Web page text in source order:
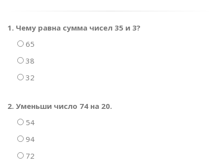
1. Чему равна сумма чисел 35 и 3?
65
38
32
2. Уменьши число 74 на 20.
54
94
72